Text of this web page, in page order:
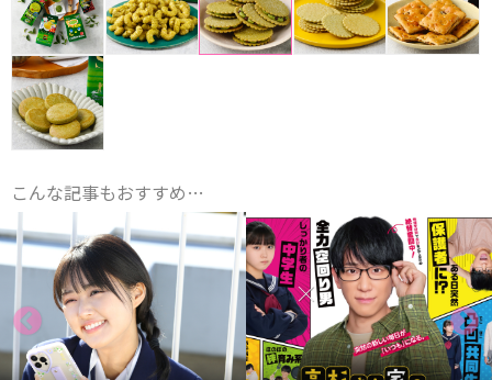
こんな記事もおすすめ…